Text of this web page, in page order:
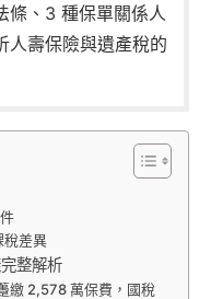
條、3 種保單關係人
人壽保險與遺產稅的
稅差異
整解析
繳 2,578 萬保費，國稅